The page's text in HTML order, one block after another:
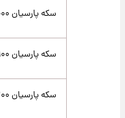
سکه پارسیان ۱/۰۰۰
سکه پارسیان ۱/۱۰۰
سکه پارسیان ۱/۲۰۰